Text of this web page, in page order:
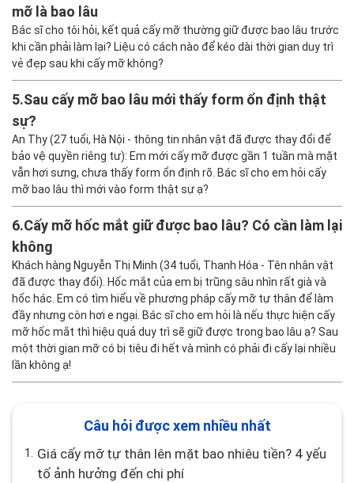
mỡ là bao lâu
Bác sĩ cho tôi hỏi, kết quả cấy mỡ thường giữ được bao lâu trước
khi cần phải làm lại? Liệu có cách nào để kéo dài thời gian duy trì
vẻ đẹp sau khi cấy mỡ không?
5.Sau cấy mỡ bao lâu mới thấy form ổn định thật
sự?
An Thy (27 tuổi, Hà Nội - thông tin nhân vật đã được thay đổi để
bảo vệ quyền riêng tư): Em mới cấy mỡ được gần 1 tuần mà mặt
vẫn hơi sưng, chưa thấy form ổn định rõ. Bác sĩ cho em hỏi cấy
mỡ bao lâu thì mới vào form thật sự ạ?
6.Cấy mỡ hốc mắt giữ được bao lâu? Có cần làm lại
không
Khách hàng Nguyễn Thị Minh (34 tuổi, Thanh Hóa - Tên nhân vật
đã được thay đổi). Hốc mắt của em bị trũng sâu nhìn rất già và
hốc hác. Em có tìm hiểu về phương pháp cấy mỡ tự thân để làm
đầy nhưng còn hơi e ngại. Bác sĩ cho em hỏi là nếu thực hiện cấy
mỡ hốc mắt thì hiệu quả duy trì sẽ giữ được trong bao lâu ạ? Sau
một thời gian mỡ có bị tiêu đi hết và mình có phải đi cấy lại nhiều
lần không ạ!
Câu hỏi được xem nhiều nhất
1. Giá cấy mỡ tự thân lên mặt bao nhiêu tiền? 4 yếu
tố ảnh hưởng đến chi phí